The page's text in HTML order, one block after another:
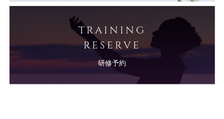
TRAINING
RESERVE
研修予約